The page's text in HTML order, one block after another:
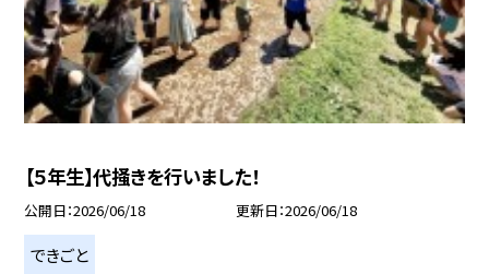
【５年生】代掻きを行いました！
公開日 2026/06/18 更新日 2026/06/18
できごと